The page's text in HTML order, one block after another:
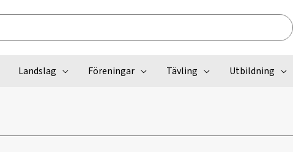
Landslag Föreningar Tävling Utbildning